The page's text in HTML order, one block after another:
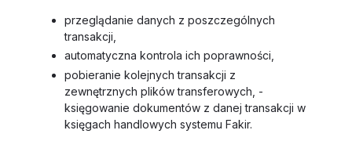
przeglądanie danych z poszczególnych
transakcji,
automatyczna kontrola ich poprawności,
pobieranie kolejnych transakcji z
zewnętrznych plików transferowych, -
księgowanie dokumentów z danej transakcji w
księgach handlowych systemu Fakir.